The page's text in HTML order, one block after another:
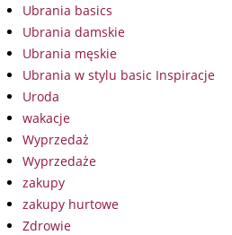
Ubrania basics
Ubrania damskie
Ubrania męskie
Ubrania w stylu basic Inspiracje
Uroda
wakacje
Wyprzedaż
Wyprzedaże
zakupy
zakupy hurtowe
Zdrowie